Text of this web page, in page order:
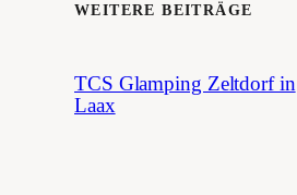
WEITERE BEITRÄGE
TCS Glamping Zeltdorf in
Laax